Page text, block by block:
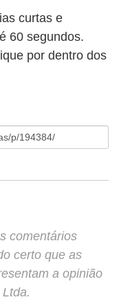
curtas e
60 segundos.
por dentro dos
comentários
certo que as
a opinião